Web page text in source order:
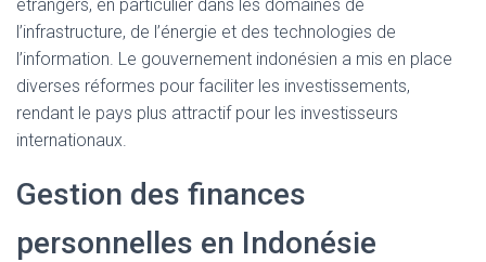
étrangers, en particulier dans les domaines de
l’infrastructure, de l’énergie et des technologies de
l’information. Le gouvernement indonésien a mis en place
diverses réformes pour faciliter les investissements,
rendant le pays plus attractif pour les investisseurs
internationaux.
Gestion des finances
personnelles en Indonésie